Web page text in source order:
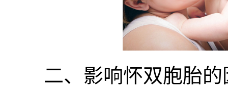
二、影响怀双胞胎的